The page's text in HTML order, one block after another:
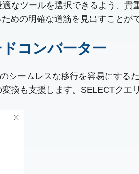
なツールを選択できるよう、貴
めの明確な道筋を見出すことが
コンバーター
シームレスな移行を容易にする
換も支援します。SELECTクエ